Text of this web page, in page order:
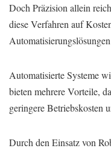
Doch Präzision allein
diese Verfahren auf
Automatisierte Systeme
bieten mehrere Vorteile,
geringere Betriebskosten
Durch den Einsatz von